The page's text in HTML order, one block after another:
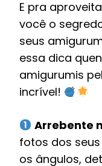
E pra
você o
seus
essa dica
amigurumis
incrível!
Arrebente
fotos dos
os ângulos,